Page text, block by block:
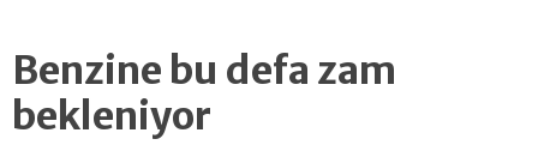
Benzine bu defa zam
bekleniyor